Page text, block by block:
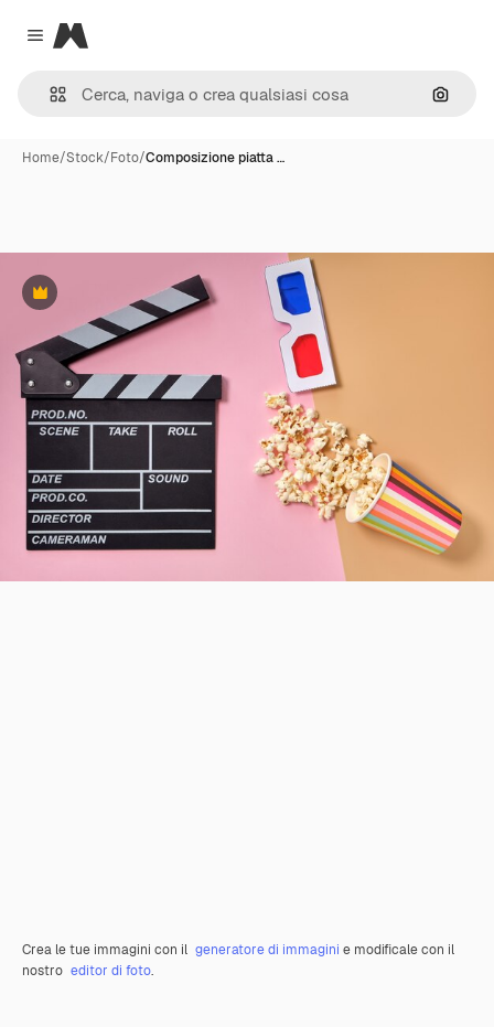
Close menu
Magnific
Cerca
Home/Stock/Foto/Composizione piatta …
Premium
Crea le tue immagini con il generatore di immagini e modificale con il
nostro editor di foto.